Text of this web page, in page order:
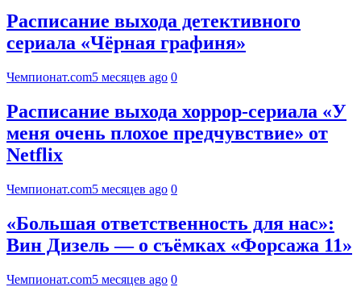
Расписание выхода детективного
сериала «Чёрная графиня»
Чемпионат.com5 месяцев ago 0
Расписание выхода хоррор-сериала «У
меня очень плохое предчувствие» от
Netflix
Чемпионат.com5 месяцев ago 0
«Большая ответственность для нас»:
Вин Дизель — о съёмках «Форсажа 11»
Чемпионат.com5 месяцев ago 0